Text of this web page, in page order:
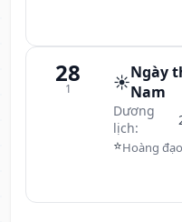
28
1 ☀️Ngày
Nam
Dương
lịch:
⭐Hoàng đạo